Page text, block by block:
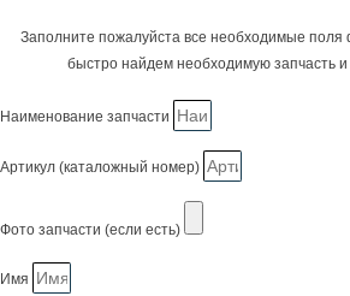
Заполните пожалуйста все необходимые
быстро найдем необходимую запчасть и
Наименование запчасти
Артикул (каталожный номер)
Фото запчасти (если есть)
Имя